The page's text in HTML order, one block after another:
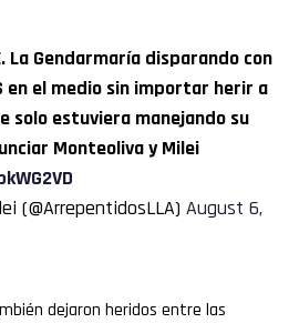
La Gendarmaría disparando con
en el medio sin importar herir a
solo estuviera manejando su
Monteoliva y Milei
(@ArrepentidosLLA) August 6,
dejaron heridos entre las